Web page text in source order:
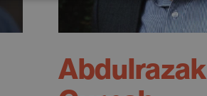
Abdulrazak